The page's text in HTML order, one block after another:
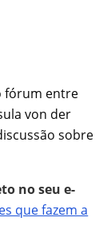
fórum entre
von der
sobre
no seu e-
que fazem a